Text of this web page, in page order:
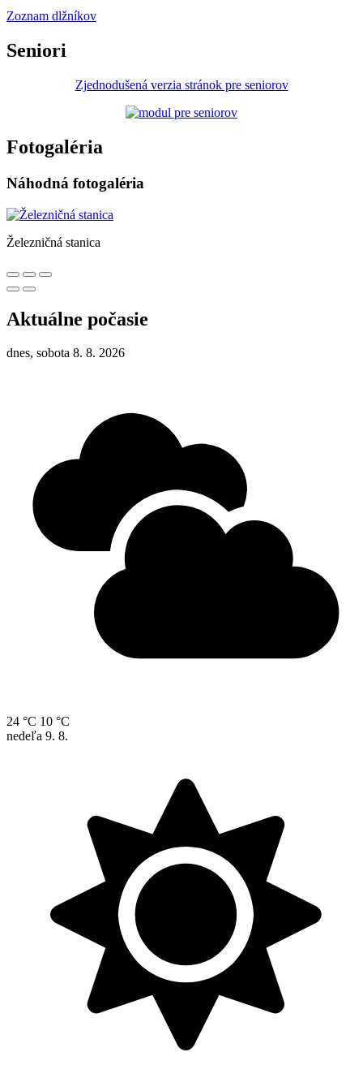
Zoznam dlžníkov
Seniori
Zjednodušená verzia stránok pre seniorov
Fotogaléria
Náhodná fotogaléria
Železničná stanica
Aktuálne počasie
dnes, sobota 8. 8. 2026
24 °C 10 °C
nedeľa 9. 8.